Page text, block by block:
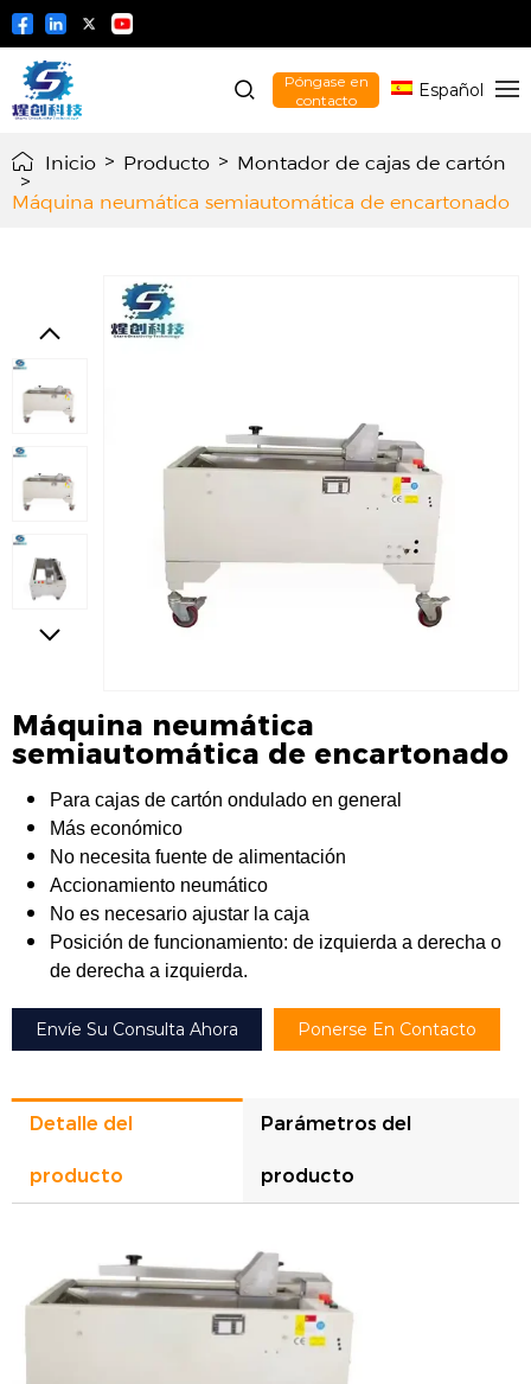
Póngase en
contacto
Español
Inicio > Producto > Montador de cajas de cartón
>
Máquina neumática semiautomática de encartonado
Máquina neumática
semiautomática de encartonado
Para cajas de cartón ondulado en general
Más económico
No necesita fuente de alimentación
Accionamiento neumático
No es necesario ajustar la caja
Posición de funcionamiento: de izquierda a derecha o
de derecha a izquierda.
Envíe Su Consulta Ahora Ponerse En Contacto
Detalle del
producto
Parámetros del
producto
AS450
Cilindro de empuje de cartón Sí
Tamaño de cartón aplicable L250-550*W180-400*H100-400mm